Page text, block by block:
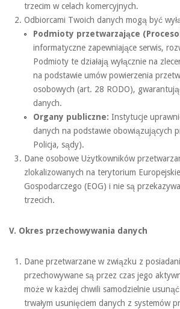
trzecim w celach komercyjnych.
Odbiorcami Twoich danych mogą być
Podmioty przetwarzające
informatyczne zapewniające serwis,
Podmioty te działają wyłącznie na
na podstawie umów powierzenia
osobowych (art. 28 RODO),
danych.
Organy publiczne: Instytucje
danych na podstawie obowiązujących
Policja, sądy).
Dane osobowe Użytkowników
zlokalizowanych na terytorium
Gospodarczego (EOG) i nie są
trzecich.
V. Okres przechowywania danych
Dane przetwarzane w związku z
przechowywane są przez czas jego
może w każdej chwili samodzielnie
trwałym usunięciem danych z systemów